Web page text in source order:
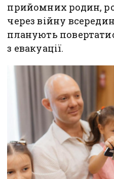
прийомних родин,
через війну
планують
з евакуації.